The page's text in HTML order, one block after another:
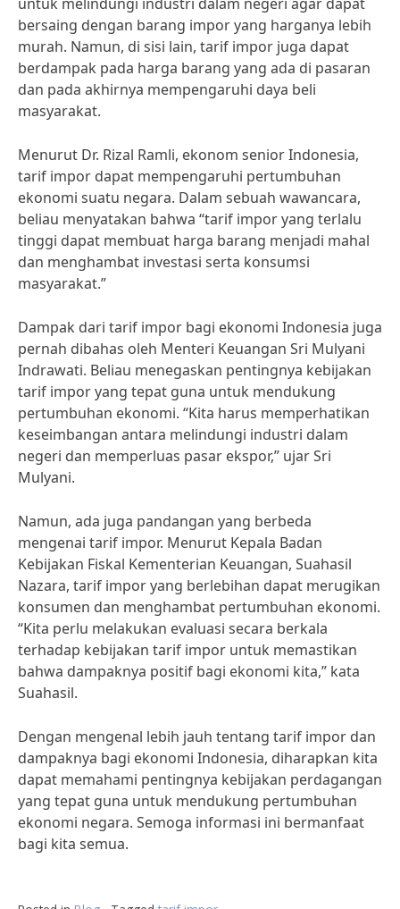
bersaing dengan barang impor yang harganya lebih
murah. Namun, di sisi lain, tarif impor juga dapat
berdampak pada harga barang yang ada di pasaran
dan pada akhirnya mempengaruhi daya beli
masyarakat.
Menurut Dr. Rizal Ramli, ekonom senior Indonesia,
tarif impor dapat mempengaruhi pertumbuhan
ekonomi suatu negara. Dalam sebuah wawancara,
beliau menyatakan bahwa “tarif impor yang terlalu
tinggi dapat membuat harga barang menjadi mahal
dan menghambat investasi serta konsumsi
masyarakat.”
Dampak dari tarif impor bagi ekonomi Indonesia juga
pernah dibahas oleh Menteri Keuangan Sri Mulyani
Indrawati. Beliau menegaskan pentingnya kebijakan
tarif impor yang tepat guna untuk mendukung
pertumbuhan ekonomi. “Kita harus memperhatikan
keseimbangan antara melindungi industri dalam
negeri dan memperluas pasar ekspor,” ujar Sri
Mulyani.
Namun, ada juga pandangan yang berbeda
mengenai tarif impor. Menurut Kepala Badan
Kebijakan Fiskal Kementerian Keuangan, Suahasil
Nazara, tarif impor yang berlebihan dapat merugikan
konsumen dan menghambat pertumbuhan ekonomi.
“Kita perlu melakukan evaluasi secara berkala
terhadap kebijakan tarif impor untuk memastikan
bahwa dampaknya positif bagi ekonomi kita,” kata
Suahasil.
Dengan mengenal lebih jauh tentang tarif impor dan
dampaknya bagi ekonomi Indonesia, diharapkan kita
dapat memahami pentingnya kebijakan perdagangan
yang tepat guna untuk mendukung pertumbuhan
ekonomi negara. Semoga informasi ini bermanfaat
bagi kita semua.